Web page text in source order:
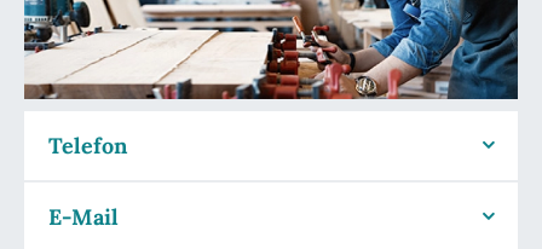
Impressionen
Mein
Telefon
E-Mail